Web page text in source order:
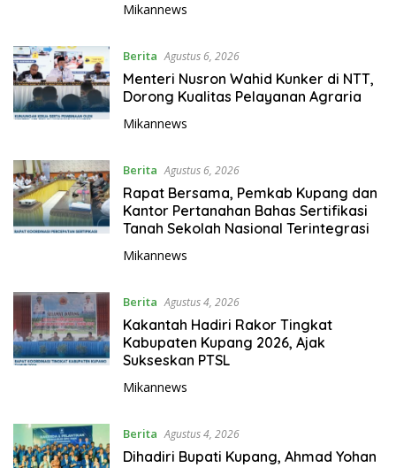
Mikannews
Berita Agustus 6, 2026
Menteri Nusron Wahid Kunker di NTT,
Dorong Kualitas Pelayanan Agraria
Mikannews
Berita Agustus 6, 2026
Rapat Bersama, Pemkab Kupang dan
Kantor Pertanahan Bahas Sertifikasi
Tanah Sekolah Nasional Terintegrasi
Mikannews
Berita Agustus 4, 2026
Kakantah Hadiri Rakor Tingkat
Kabupaten Kupang 2026, Ajak
Sukseskan PTSL
Mikannews
Berita Agustus 4, 2026
Dihadiri Bupati Kupang, Ahmad Yohan